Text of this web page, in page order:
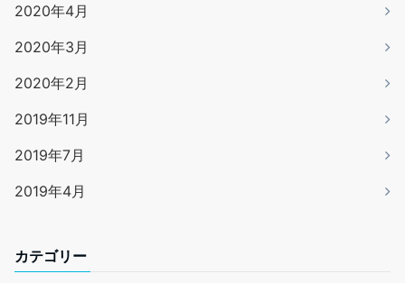
2020年4月
2020年3月
2020年2月
2019年11月
2019年7月
2019年4月
カテゴリー